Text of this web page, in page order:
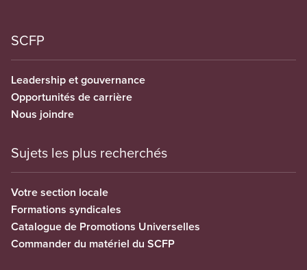
SCFP
Leadership et gouvernance
Opportunités de carrière
Nous joindre
Sujets les plus recherchés
Votre section locale
Formations syndicales
Catalogue de Promotions Universelles
Commander du matériel du SCFP